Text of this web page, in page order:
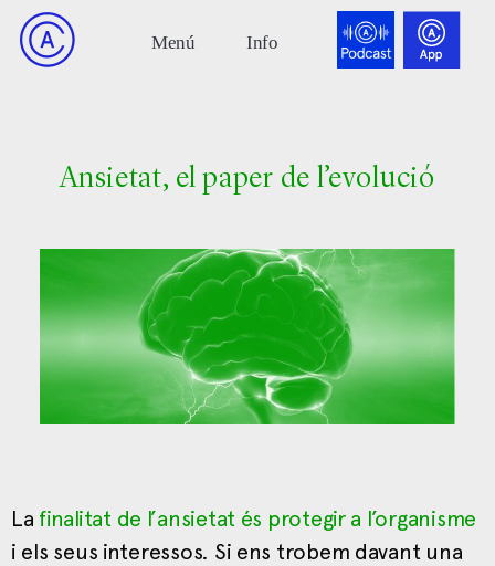
Ansietat, el paper de l’evolució
La finalitat de l’ansietat és protegir a l’organisme
i els seus interessos. Si ens trobem davant una